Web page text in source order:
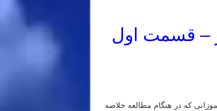
– قسمت اول
که در هنگام مطالعه خلاصه